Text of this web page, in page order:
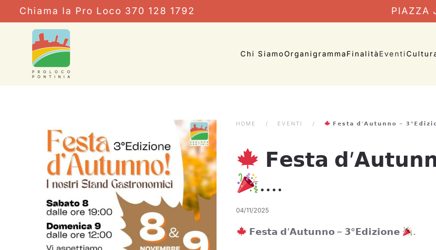
Skip to main content
Chiama la Pro Loco 370 128 1792 PIAZZA
Chi SiamoOrganigrammaFinalitàEventi
HOME EVENTI 𝗙𝗲𝘀𝘁𝗮 𝗱’𝗔𝘂𝘁𝘂𝗻𝗻𝗼 –
𝗙𝗲𝘀𝘁𝗮
….
04/11/2025
𝗙𝗲𝘀𝘁𝗮 𝗱’𝗔𝘂𝘁𝘂𝗻𝗻𝗼 – 𝟯°𝗘𝗱𝗶𝘇𝗶𝗼𝗻𝗲 .